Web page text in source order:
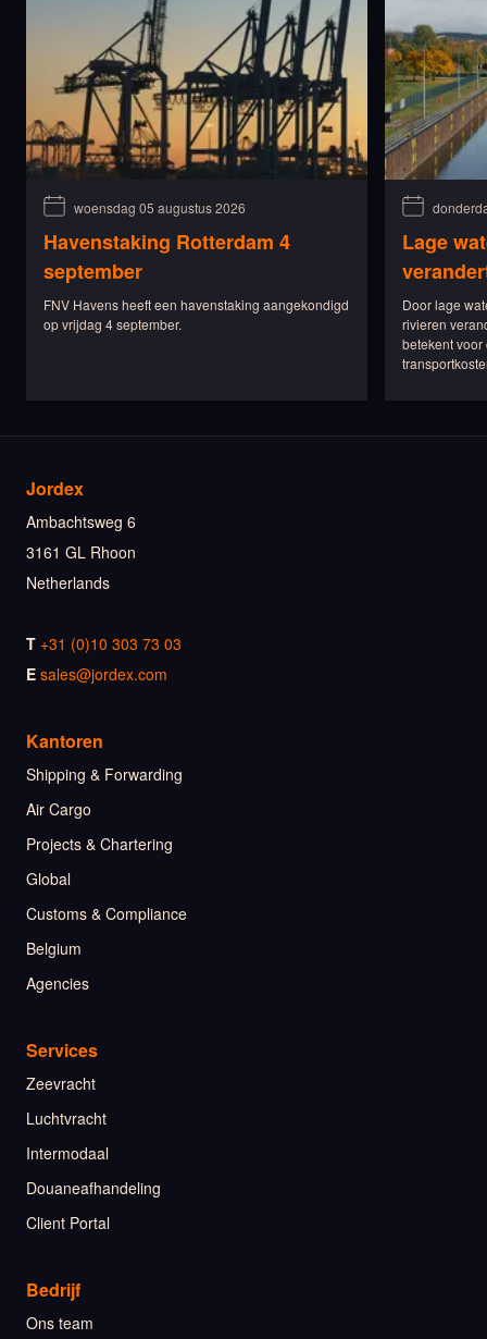
woensdag 05 augustus 2026
Havenstaking Rotterdam 4
september
FNV Havens heeft een havenstaking aangekondigd
op vrijdag 4 september.
Lage
Door lage
rivieren
betekent
Jordex
Ambachtsweg 6
3161 GL Rhoon
Netherlands
T +31 (0)10 303 73 03
E sales@jordex.com
Kantoren
Shipping & Forwarding
Air Cargo
Projects & Chartering
Global
Customs & Compliance
Belgium
Agencies
Services
Zeevracht
Luchtvracht
Intermodaal
Douaneafhandeling
Client Portal
Bedrijf
Ons team